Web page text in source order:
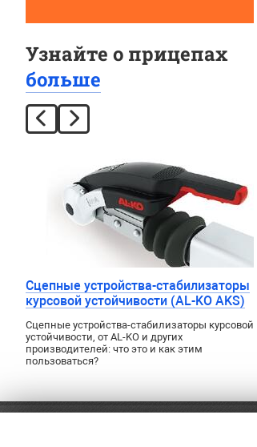
Узнайте о прицепах
больше
Сцепные устройства-стабилизаторы
курсовой устойчивости (AL-KO AKS)
Сцепные устройства-стабилизаторы курсовой
устойчивости, от AL-KO и других
производителей: что это и как этим
пользоваться?